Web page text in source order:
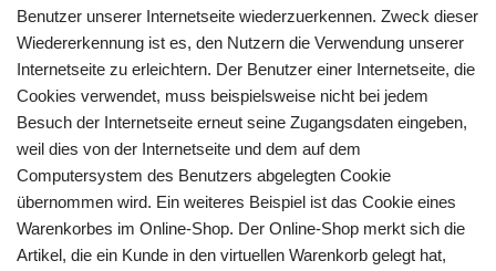
Benutzer unserer Internetseite wiederzuerkennen. Zweck dieser
Wiedererkennung ist es, den Nutzern die Verwendung unserer
Internetseite zu erleichtern. Der Benutzer einer Internetseite, die
Cookies verwendet, muss beispielsweise nicht bei jedem
Besuch der Internetseite erneut seine Zugangsdaten eingeben,
weil dies von der Internetseite und dem auf dem
Computersystem des Benutzers abgelegten Cookie
übernommen wird. Ein weiteres Beispiel ist das Cookie eines
Warenkorbes im Online-Shop. Der Online-Shop merkt sich die
Artikel, die ein Kunde in den virtuellen Warenkorb gelegt hat,